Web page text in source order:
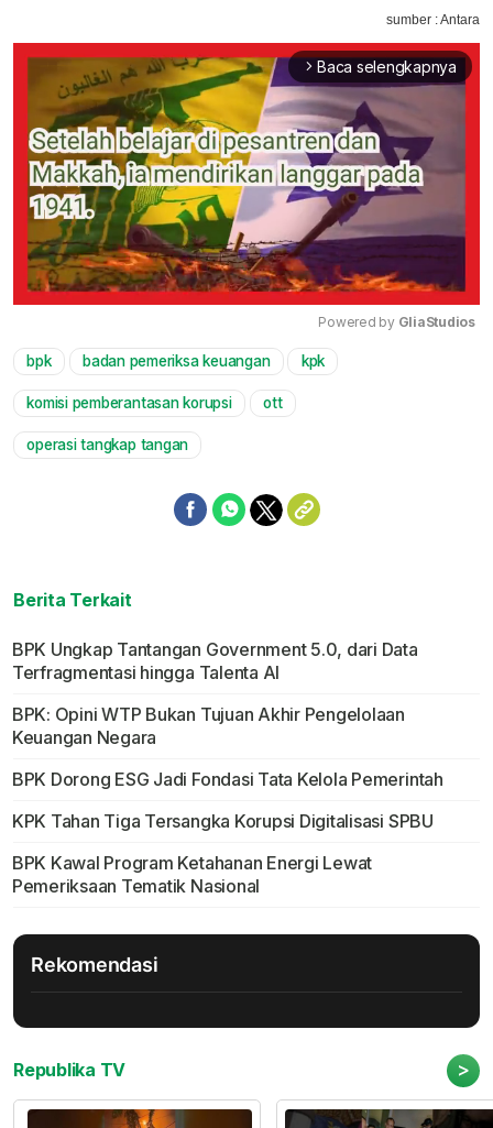
sumber : Antara
arrow_forward_ios Baca selengkapnya
Powered by GliaStudios
bpk badan pemeriksa keuangan kpk
komisi pemberantasan korupsi ott
operasi tangkap tangan
Berita Terkait
BPK Ungkap Tantangan Government 5.0, dari Data
Terfragmentasi hingga Talenta AI
BPK: Opini WTP Bukan Tujuan Akhir Pengelolaan
Keuangan Negara
BPK Dorong ESG Jadi Fondasi Tata Kelola Pemerintah
KPK Tahan Tiga Tersangka Korupsi Digitalisasi SPBU
BPK Kawal Program Ketahanan Energi Lewat
Pemeriksaan Tematik Nasional
Rekomendasi
Republika TV >